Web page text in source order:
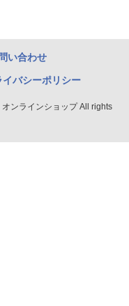
い合わせ
イバシーポリシー
ンラインショップ All rights